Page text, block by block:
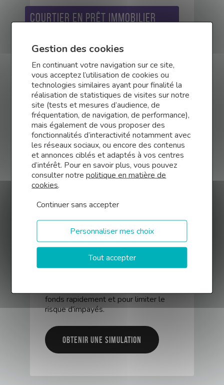
Courtier en prêt immobilier
Vous avez pour projet d’acquérir un
bien immobilier pour votre entreprise ?
(Locaux, murs commerciaux, bâtiments
industriels) Faire appel à un courtier
Finance Conseil à Fontenay-le-Comte
vous permettra d’obtenir les
meilleures conditions sur votre prêt.
Obtenir une simulation
Courtier en financement de
trésorerie
Vous avez besoin de trésorerie
rapidement ? Finance Conseil vous
fonds rapidement et pour limiter le
risque d’impayés.
Obtenir une simulation
Gestion des cookies
En continuant votre navigation sur ce site,
vous acceptez l’utilisation de cookies ou
technologies similaires ayant pour finalité la
réalisation de statistiques de visites sur notre
site (tests et mesures d’audience, de
fréquentation, de navigation, de performance),
mais également de vous proposer des
fonctionnalités d’interactivité notamment avec
les réseaux sociaux, ou encore des contenus
et annonces ciblés et adaptés à vos centres
d’intérêt. Pour en savoir plus, vous pouvez
consulter notrepolitique en matière de
cookies.
Continuer sans accepter
Personnaliser mes choix
Tout accepter